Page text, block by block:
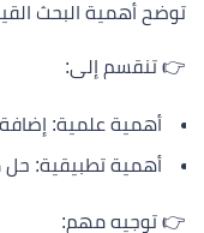
توضح أهمية البحث
👉 تنقسم إلى:
أهمية علمية:
أهمية تطبيقية:
👉 توجيه مهم: